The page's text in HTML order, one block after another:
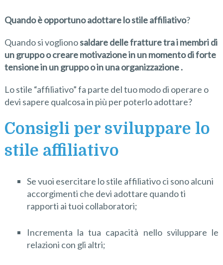
Quando è opportuno adottare lo stileaffiliativo?
Quando si voglionosaldare delle fratture tra i membri di
un gruppo o creare motivazioneinun momentodi forte
tensione in un gruppo o in una organizzazione.
Lo stile “affiliativo” fa parte del tuo modo di operare o
devi sapere qualcosa in più per poterlo adottare?
Consigli per sviluppare lo
stile affiliativo
Se vuoi esercitare lo stile affiliativo ci sono alcuni
accorgimenti che devi adottare quando ti
rapporti ai tuoi collaboratori;
Incrementa la tua capacità nello sviluppare le
relazioni con gli altri;